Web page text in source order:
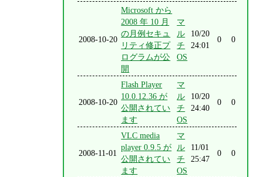
2008-10-20
Microsoft から
2008 年 10 月
の月例セキュ
リティ修正プ
ログラムが公
開
マ
ル
チ
OS
10/20
24:01
0 0
2008-10-20
Flash Player
10.0.12.36 が
公開されてい
ます
マ
ル
チ
OS
10/20
24:40
0 0
2008-11-01
VLC media
player 0.9.5 が
公開されてい
ます
マ
ル
チ
OS
11/01
25:47
0 0